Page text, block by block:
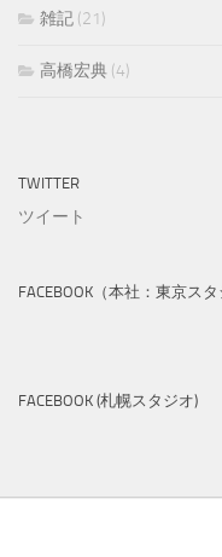
雑記 (21)
高橋宏典 (4)
TWITTER
ツイート
FACEBOOK（本社：東京スタ
FACEBOOK (札幌スタジオ)